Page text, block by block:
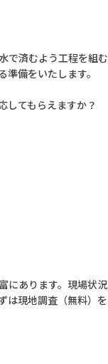
で済むよう工程を組む
備をいたします。
してもらえますか？
にあります。現場状況
は現地調査（無料）を